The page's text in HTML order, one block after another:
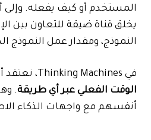
المستخدم أو كيف يفعله. وإلى
يخلق قناة ضيقة للتعاون بين
النموذج، ومقدار عمل
في Thinking Machines، نعتقد أنه بإمكاننا حل مشكلة عنق الزجاجة في النطاق الترددي من خلال التصنيع
الوقت الفعلي عبر أي طريقة.
أنفسهم مع واجهات الذكاء